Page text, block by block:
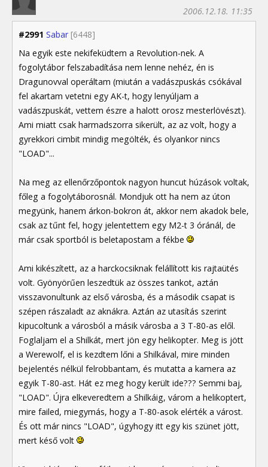
#2991 Sabar [6448]
2006.12.18. 11:35
Na egyik este nekifeküdtem a Revolution-nek. A
fogolytábor felszabadítása nem lenne nehéz, én is
Dragunovval operáltam (miután a vadászpuskás csókával
fel akartam vetetni egy AK-t, hogy lenyúljam a
vadászpuskát, vettem észre a halott orosz mesterlövészt).
Ami miatt csak harmadszorra sikerült, az az volt, hogy a
gyrekkori cimbit mindig megölték, és olyankor nincs
"LOAD"...
Na meg az ellenőrzőpontok nagyon huncut húzások voltak,
főleg a fogolytáborosnál. Mondjuk ott ha nem az úton
megyünk, hanem árkon-bokron át, akkor nem akadok bele,
csak az tűnt fel, hogy jelentettem egy M2-t 3 óránál, de
már csak sportból is beletapostam a fékbe
Ami kikészített, az a harckocsiknak felállított kis rajtaütés
volt. Gyönyörűen leszedtük az összes tankot, aztán
visszavonultunk az első városba, és a második csapat is
szépen rászaladt az aknákra. Aztán az utasítás szerint
kipucoltunk a városból a másik városba a 3 T-80-as elől.
Foglaljam el a Shilkát, mert jön egy helikopter. Meg is jött
a Werewolf, el is kezdtem lőni a Shilkával, mire minden
bejelentés nélkül felrobbantam, és mutatta a kamera az
egyik T-80-ast. Hát ez meg hogy került ide??? Semmi baj,
"LOAD". Újra elkeveredtem a Shilkáig, várom a helikoptert,
mire failed, miegymás, hogy a T-80-asok elérték a várost.
És ott már nincs "LOAD", úgyhogy itt egy kis szünet jött,
mert késő volt